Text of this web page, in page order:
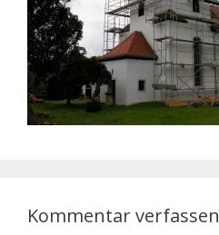
Kommentar verfassen